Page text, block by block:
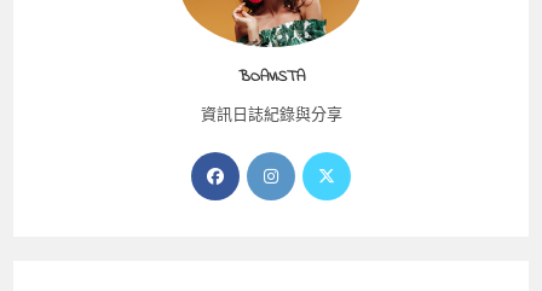
BOAVISTA
資訊日誌紀錄與分享
Opens
in
Opens
in
Opens